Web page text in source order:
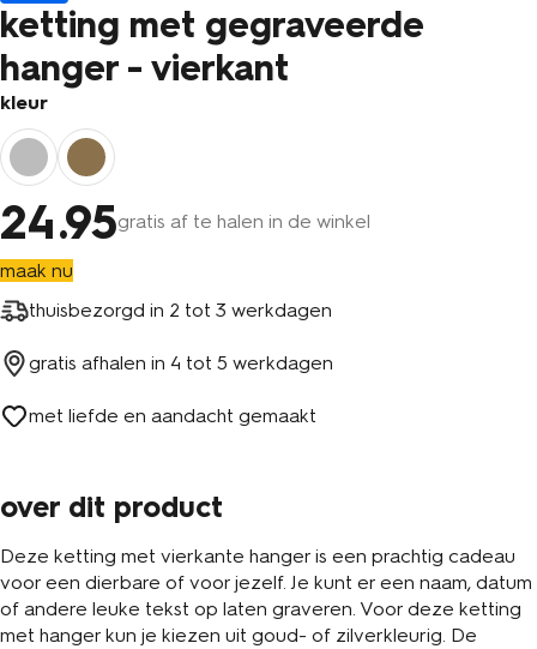
ketting met gegraveerde
hanger - vierkant
kleur
24.95gratis af te halen in de winkel
maak nu
thuisbezorgd in 2 tot 3 werkdagen
gratis afhalen in 4 tot 5 werkdagen
met liefde en aandacht gemaakt
over dit product
Deze ketting met vierkante hanger is een prachtig cadeau
voor een dierbare of voor jezelf. Je kunt er een naam, datum
of andere leuke tekst op laten graveren. Voor deze ketting
met hanger kun je kiezen uit goud- of zilverkleurig. De